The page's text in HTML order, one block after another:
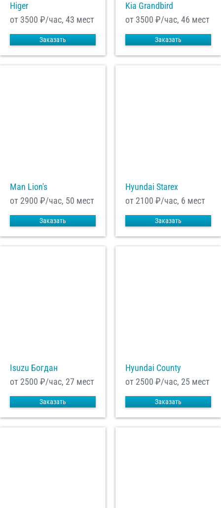
Higer
от 3500 ₽/час, 43 мест
Заказать
Kia Grandbird
от 3500 ₽/час, 46 мест
Заказать
Man Lion's
от 2900 ₽/час, 50 мест
Заказать
Hyundai Starex
от 2100 ₽/час, 6 мест
Заказать
Isuzu Богдан
от 2500 ₽/час, 27 мест
Заказать
Hyundai County
от 2500 ₽/час, 25 мест
Заказать